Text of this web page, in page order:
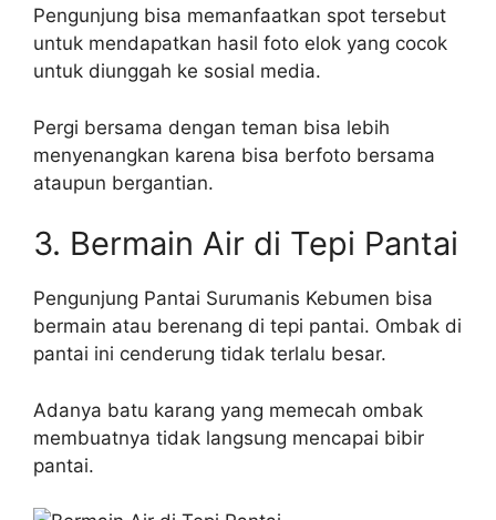
Pengunjung bisa memanfaatkan spot tersebut
untuk mendapatkan hasil foto elok yang cocok
untuk diunggah ke sosial media.
Pergi bersama dengan teman bisa lebih
menyenangkan karena bisa berfoto bersama
ataupun bergantian.
3. Bermain Air di Tepi Pantai
Pengunjung Pantai Surumanis Kebumen bisa
bermain atau berenang di tepi pantai. Ombak di
pantai ini cenderung tidak terlalu besar.
Adanya batu karang yang memecah ombak
membuatnya tidak langsung mencapai bibir
pantai.